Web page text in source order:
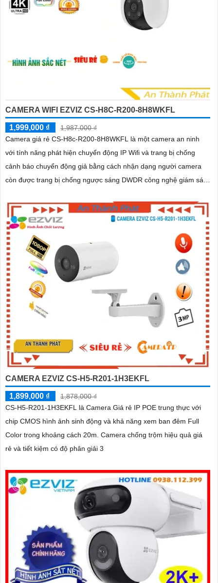
CAMERA WIFI EZVIZ CS-H8C-R200-8H8WKFL
1,999,000 ₫
1,987,000 ₫
Camera giá rẻ CS-H8c-R200-8H8WKFL là một camera an ninh
với tính năng phát hiện chuyển động IP Wifi và trang bị chống
cảnh báo chuyển động giả bằng cách nhận dạng người camera
còn được trang bị chống ngược sáng DWDR công nghệ giám sát
và có khe cắm thẻ nhớ Micro SD 512GB với khả năng thu âm và
phát âm thanh to rõ
CAMERA EZVIZ CS-H5-R201-1H3EKFL
1,899,000 ₫
1,878,000 ₫
CS-H5-R201-1H3EKFL là Camera Giá rẻ IP POE trung thực với
chip CMOS hình ảnh sinh động và khả năng xem ban đêm Full
Color trong khoảng cách 20m. Camera chống trộm hiệu quả giá
rẻ và tiết kiệm có độ phân giải 3